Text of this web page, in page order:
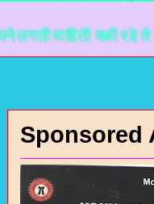
माहिती मळी रहे ते माटे
Sponsored